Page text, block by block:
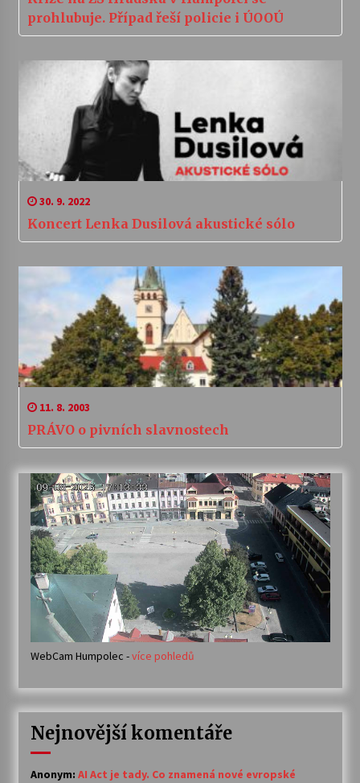
prohlubuje. Případ řeší policie i ÚOOÚ
30. 9. 2022
Koncert Lenka Dusilová akustické sólo
11. 8. 2003
PRÁVO o pivních slavnostech
WebCam Humpolec -více pohledů
Nejnovější komentáře
Anonym: AI Act je tady. Co znamená nové evropské